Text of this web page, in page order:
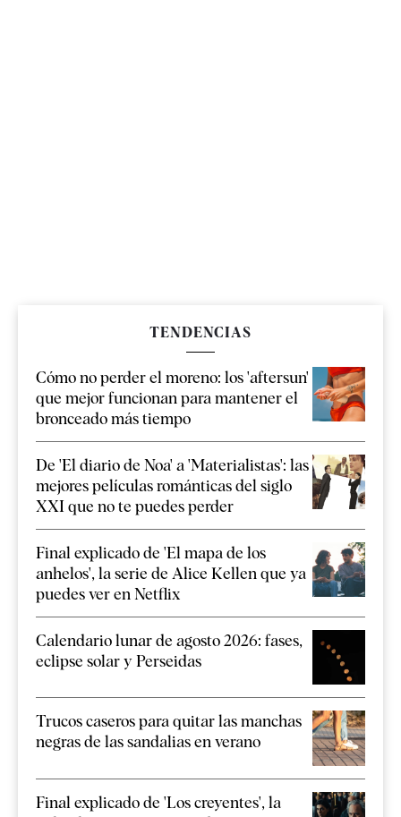
TENDENCIAS
Cómo no perder el moreno: los 'aftersun'
que mejor funcionan para mantener el
bronceado más tiempo
De 'El diario de Noa' a 'Materialistas': las
mejores películas románticas del siglo
XXI que no te puedes perder
Final explicado de 'El mapa de los
anhelos', la serie de Alice Kellen que ya
puedes ver en Netflix
Calendario lunar de agosto 2026: fases,
eclipse solar y Perseidas
Trucos caseros para quitar las manchas
negras de las sandalias en verano
Final explicado de 'Los creyentes', la